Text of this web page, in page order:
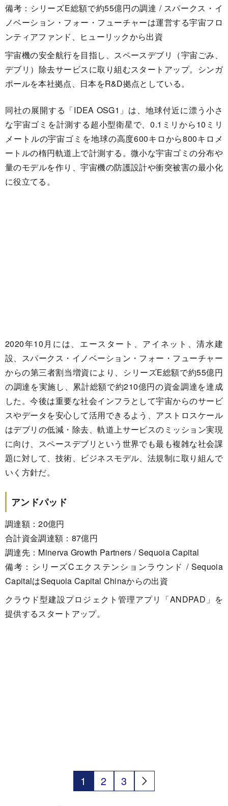
備考：シリーズE総額で約55億円の調達 / スパークス・イ
ノベーション・フォー・フューチャーは運営する宇宙フロ
ンティアファンド、ヒューリックから出資
宇宙機の安全航行を目指し、スペースデブリ（宇宙ごみ、
デブリ）除去サービスに取り組むスタートアップ。シンガ
ポールを本社拠点、日本をR&D拠点としている。
同社の展開する「IDEA OSG1」は、地球付近に漂う小さ
な宇宙ゴミを計測する超小型衛星で、0.1ミリから10ミリ
メートルの宇宙ゴミを地球の高度600キロから800キロメ
ートルの楕円軌道上で計測する。微小な宇宙ゴミの分布や
量のモデルを作り、宇宙機の防護設計や衝突被害の最小化
に役立てる。
2020年10月には、エースタート、アイネット、清水建
設、スパークス・イノベーション・フォー・フューチャー
からの第三者割当増資により、シリーズE総額で約55億円
の調達を実施し、累計総額で約210億円の資金調達を達成
した。今後は重要な社会インフラとして宇宙からのサービ
スやデータを安心して活用できるよう、アストロスケール
はデブリの低減・除去、軌道上サービスのミッション実現
に向け、スペースデブリという世界でも最も複雑な社会課
題に対して、技術、ビジネスモデル、法規制に取り組んで
いく方針だ。
アンドパッド
調達額：20億円
合計資金調達額：87億円
調達先：Minerva Growth Partners / Sequoia Capital
備考：シリーズCエクステンションラウンド / Sequoia
CapitalはSequoia Capital Chinaからの出資
クラウド型建設プロジェクト管理アプリ「ANDPAD」を
提供するスタートアップ。
1 2 3